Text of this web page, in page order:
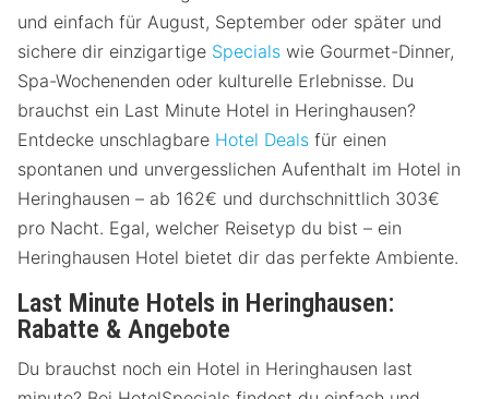
und einfach für August, September oder später und
sichere dir einzigartige Specials wie Gourmet-Dinner,
Spa-Wochenenden oder kulturelle Erlebnisse. Du
brauchst ein Last Minute Hotel in Heringhausen?
Entdecke unschlagbare Hotel Deals für einen
spontanen und unvergesslichen Aufenthalt im Hotel in
Heringhausen – ab 162€ und durchschnittlich 303€
pro Nacht. Egal, welcher Reisetyp du bist – ein
Heringhausen Hotel bietet dir das perfekte Ambiente.
Last Minute Hotels in Heringhausen:
Rabatte & Angebote
Du brauchst noch ein Hotel in Heringhausen last